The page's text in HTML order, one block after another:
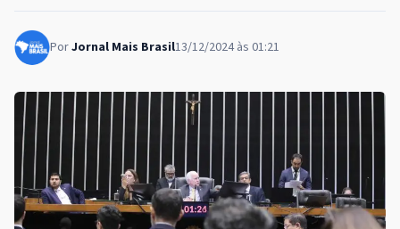
PorJornal Mais Brasil13/12/2024 às 01:21